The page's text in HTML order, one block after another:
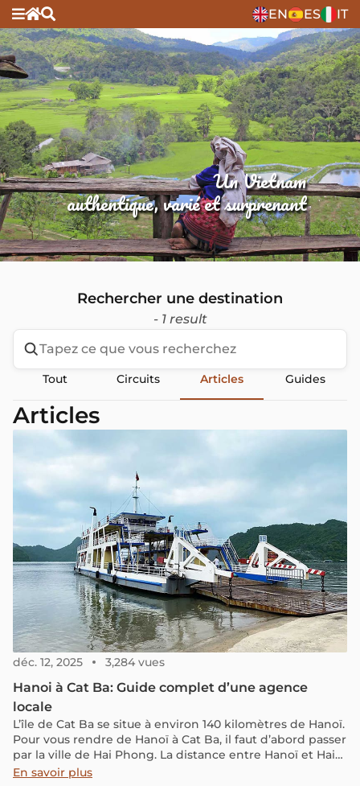
EN ES IT
Un Vietnam
authentique, varié et surprenant
Rechercher une destination
- 1 result
Tout Circuits Articles Guides
Articles
déc. 12, 2025 3,284 vues
Hanoi à Cat Ba: Guide complet d’une agence
locale
L’île de Cat Ba se situe à environ 140 kilomètres de Hanoï.
Pour vous rendre de Hanoï à Cat Ba, il faut d’abord passer
par la ville de Hai Phong. La distance entre Hanoï et Hai
Phong est d’environ 120 kilomètres.
En savoir plus